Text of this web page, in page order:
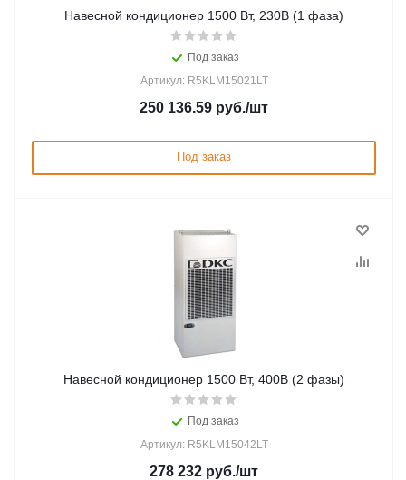
Навесной кондиционер 1500 Вт, 230В (1 фаза)
Под заказ
Артикул: R5KLM15021LT
250 136.59 руб./шт
Под заказ
Навесной кондиционер 1500 Вт, 400В (2 фазы)
Под заказ
Артикул: R5KLM15042LT
278 232 руб./шт